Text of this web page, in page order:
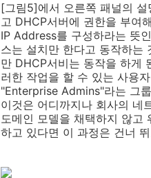
[그림5]에서 오른쪽 패널의
고 DHCP서버에 권한을 부여
IP Address를 구성하라는 뜻
스는 설치만 한다고 동작하는
만 DHCP서비는 동작을 하게
러한 작업을 할 수 있는 사용
"Enterprise Admins"라는 그
이것은 어디까지나 회사의 네
도메인 모델을 채택하지 않고
하고 있다면 이 과정은 건너